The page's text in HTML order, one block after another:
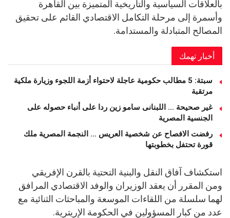
بالعلاقات السياسية والتاريخية المتميزة بين القاهرة
وأسمرة إلى مرحلة التكامل الاقتصادي القائم على تحقيق
المصالح المتبادلة والمستدامة.
أخبار تهمك
سبتة: 5 مطالب حكومية عاجلة لاحتواء أزمة اللجوء وزيارة ملكية
مرتقبة
غير صحيحة … اللبنانى سامو زين ردا على أنباء حصوله على
الجنسية المصرية
رفضت الافصاح عن شخصية العريس … النجمة المصرية ملك
قورة تحتفل بخطوبتها
استكشاف آفاق النقل والبنية التحتية بالقرن الإفريقي
ومن المقرر أن يعقد الوزيران والوفد الاقتصادي المرافق
لهما سلسلة من اللقاءات الموسعة والمباحثات الثنائية مع
عدد من كبار المسؤولين في الحكومة الإريترية.